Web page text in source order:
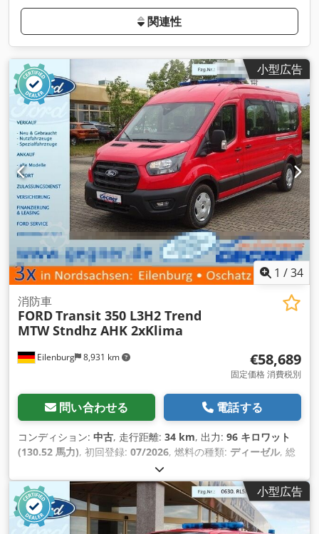
関連性
小型広告
1 /34
Eilenburg 8,931 km
消防車
FORDTransit 350 L3H2 Trend
MTW Stndhz AHK 2xKlima
€58,689
固定価格 消費税別
問い合わせる 電話する
コンディション: 中古, 走行距離: 34 km, 出力: 96 キロワット
(130.52 馬力), 初回登録: 07/2026, 燃料の種類: ディーゼル, 総
, 色:
ク, 座席数:9, 全長:5,981 mm, 全幅:2,533 mm, 全高:2,448
mm, 装備: ABS（アンチロック・ブレーキ・システム）, すす
フィルター, エアコン, セントラルロック, ナビゲーションシス
テム, パーキングヒーター, 電子安定制御プログラム (ESP)
小型広告